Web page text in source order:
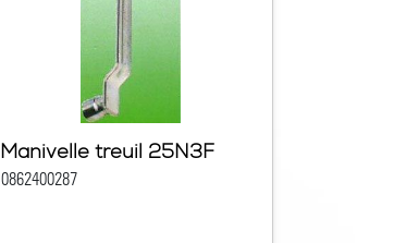
Manivelle treuil 25N3F
0862400287